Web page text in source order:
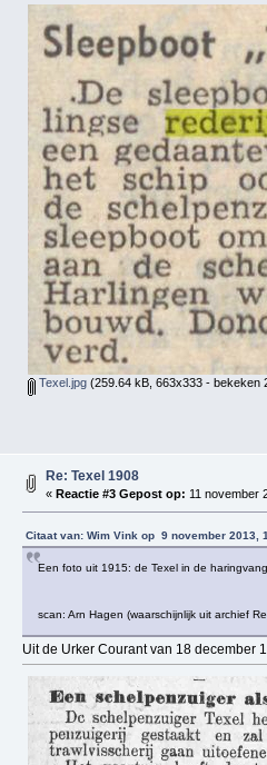
Texel.jpg (259.64 kB, 663x333 - bekeken
Re: Texel 1908
« Reactie #3 Gepost op: 11 november
Citaat van: Wim Vink op 9 november 2013,
Een foto uit 1915: de Texel in de
scan: Arn Hagen (waarschijnlijk uit archief
Uit de Urker Courant van 18 december